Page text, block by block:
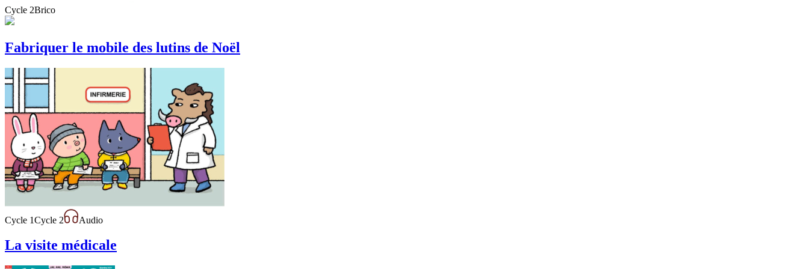
Cycle 2Brico
Fabriquer le mobile des lutins de Noël
Cycle 1Cycle 2 Audio
La visite médicale